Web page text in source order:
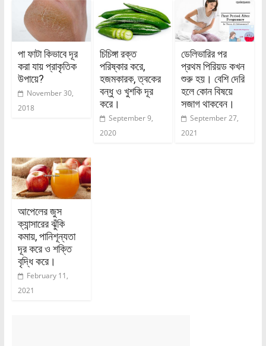
পা ফাটা কিভাবে দূর
করা যায় প্রাকৃতিক
উপায়ে?
November 30,
2018
চিচিঙ্গা রক্ত
পরিষ্কার করে,
হজমকারক, ত্বকের
বন্ধু ও খুশকি দূর
করে।
September 9,
2020
ডেলিভারির পর
প্রথম পিরিয়ড কখন
শুরু হয়। বেশি দেরি
হলে কোন বিষয়ে
সজাগ থাকবেন।
September 27,
2021
আপেলের জুস
ক্যান্সারের ঝুঁকি
কমায়, পানিশূন্যতা
দূর করে ও শক্তি
বৃদ্ধি করে।
February 11,
2021